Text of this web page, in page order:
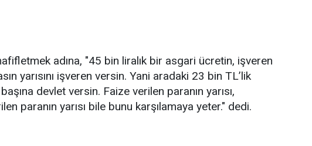
adına, "45 bin liralık bir asgari ücretin, işveren
yarısını işveren versin. Yani aradaki 23 bin TL’lik
devlet versin. Faize verilen paranın yarısı,
paranın yarısı bile bunu karşılamaya yeter." dedi.